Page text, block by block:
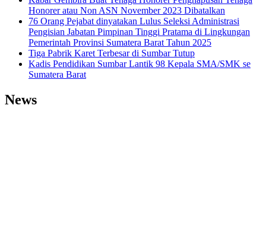
Honorer atau Non ASN November 2023 Dibatalkan
76 Orang Pejabat dinyatakan Lulus Seleksi Administrasi
Pengisian Jabatan Pimpinan Tinggi Pratama di Lingkungan
Pemerintah Provinsi Sumatera Barat Tahun 2025
Tiga Pabrik Karet Terbesar di Sumbar Tutup
Kadis Pendidikan Sumbar Lantik 98 Kepala SMA/SMK se
Sumatera Barat
News